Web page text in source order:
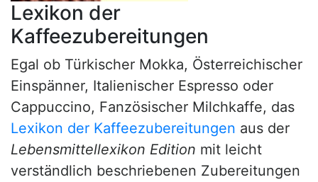
Lexikon der
Kaffeezubereitungen
Egal ob Türkischer Mokka, Österreichischer
Einspänner, Italienischer Espresso oder
Cappuccino, Fanzösischer Milchkaffe, das
Lexikon der Kaffeezubereitungen aus der
Lebensmittellexikon Edition mit leicht
verständlich beschriebenen Zubereitungen